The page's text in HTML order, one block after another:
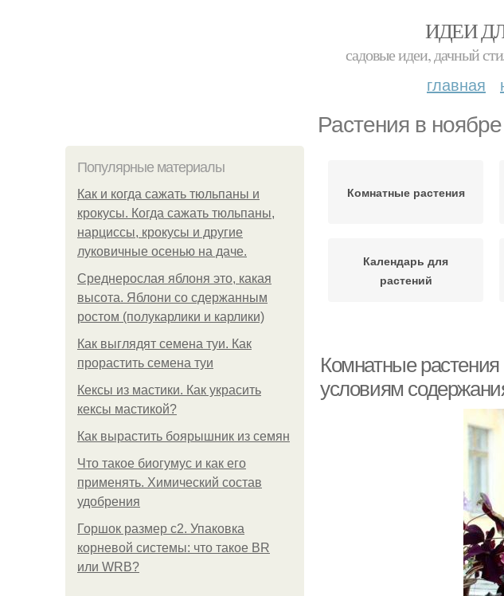
ИДЕИ
садовые идеи, дачный
главная
Растения в ноябре
Популярные материалы
Как и когда сажать тюльпаны и
крокусы. Когда сажать тюльпаны,
нарциссы, крокусы и другие
луковичные осенью на даче.
Среднерослая яблоня это, какая
высота. Яблони со сдержанным
ростом (полукарлики и карлики)
Как выглядят семена туи. Как
прорастить семена туи
Кексы из мастики. Как украсить
кексы мастикой?
Как вырастить боярышник из семян
Что такое биогумус и как его
применять. Химический состав
удобрения
Горшок размер с2. Упаковка
корневой системы: что такое BR
или WRB?
Комнатные растения
Календарь для
растений
Растения по лунному
Комнатные
условиям